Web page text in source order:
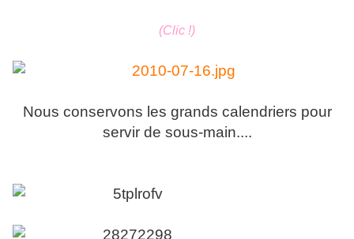
(Clic !)
Nous conservons les grands calendriers pour
servir de sous-main....